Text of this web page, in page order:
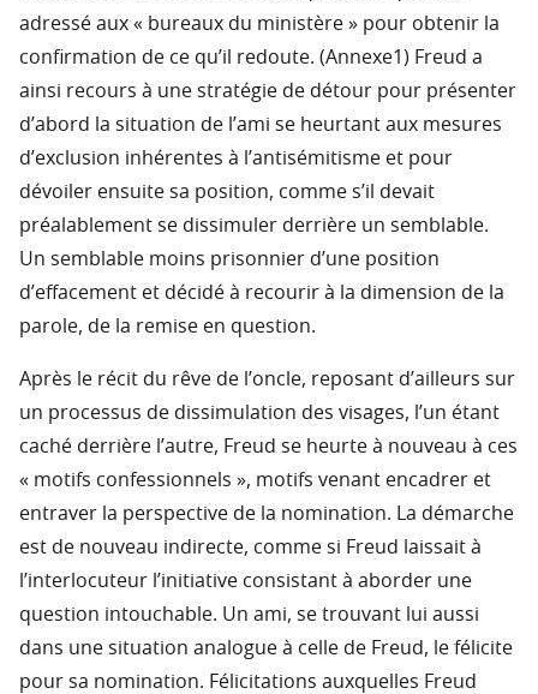
adressé aux « bureaux du ministère » pour obtenir la
confirmation de ce qu’il redoute. (Annexe1) Freud a
ainsi recours à une stratégie de détour pour présenter
d’abord la situation de l’ami se heurtant aux mesures
d’exclusion inhérentes à l’antisémitisme et pour
dévoiler ensuite sa position, comme s’il devait
préalablement se dissimuler derrière un semblable.
Un semblable moins prisonnier d’une position
d’effacement et décidé à recourir à la dimension de la
parole, de la remise en question.
Après le récit du rêve de l’oncle, reposant d’ailleurs sur
un processus de dissimulation des visages, l’un étant
caché derrière l’autre, Freud se heurte à nouveau à ces
« motifs confessionnels », motifs venant encadrer et
entraver la perspective de la nomination. La démarche
est de nouveau indirecte, comme si Freud laissait à
l’interlocuteur l’initiative consistant à aborder une
question intouchable. Un ami, se trouvant lui aussi
dans une situation analogue à celle de Freud, le félicite
pour sa nomination. Félicitations auxquelles Freud